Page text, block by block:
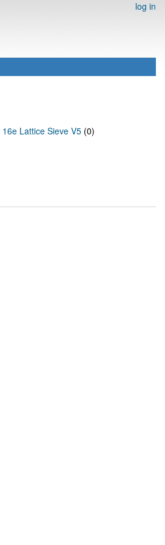
log in
16e Lattice Sieve V5 (0)